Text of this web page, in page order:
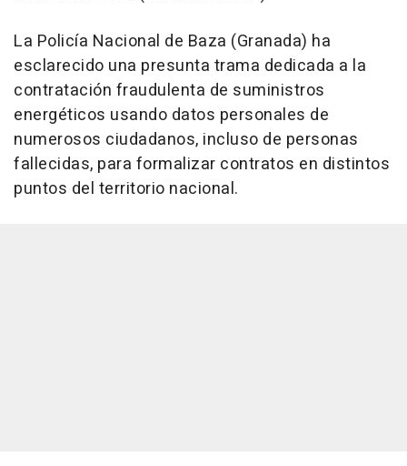
La Policía Nacional de Baza (Granada) ha
esclarecido una presunta trama dedicada a la
contratación fraudulenta de suministros
energéticos usando datos personales de
numerosos ciudadanos, incluso de personas
fallecidas, para formalizar contratos en distintos
puntos del territorio nacional.